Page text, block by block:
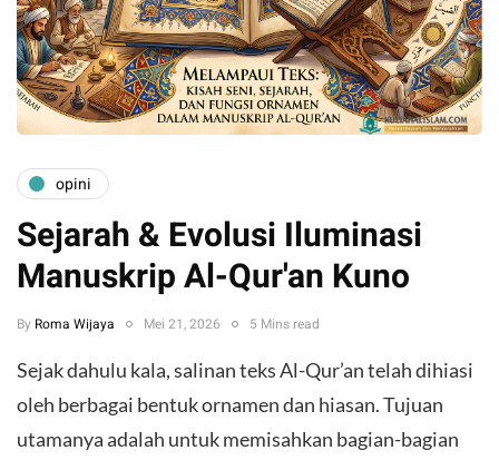
opini
Sejarah & Evolusi Iluminasi
Manuskrip Al-Qur'an Kuno
By Roma Wijaya Mei 21, 2026 5 Mins read
Sejak dahulu kala, salinan teks Al-Qur’an telah dihiasi
oleh berbagai bentuk ornamen dan hiasan. Tujuan
utamanya adalah untuk memisahkan bagian-bagian